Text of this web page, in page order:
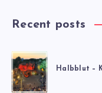
Recent posts
Halbblut –